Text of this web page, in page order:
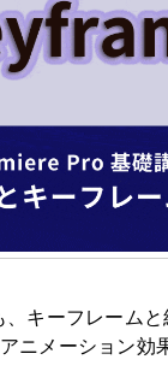
キーフレーム
ニメーション効